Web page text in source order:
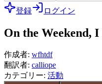
登録 ログイン
On the Weekend,
作成者: wfhtdf
翻訳者: calliope
カテゴリー: 活動